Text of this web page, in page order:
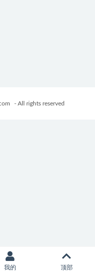
- All rights reserved
我的 顶部